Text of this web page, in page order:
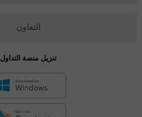
التعاون
تنزيل منصة التداول